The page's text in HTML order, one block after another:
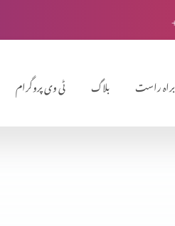
ٹی وی پروگرام بلاگ براہ راست